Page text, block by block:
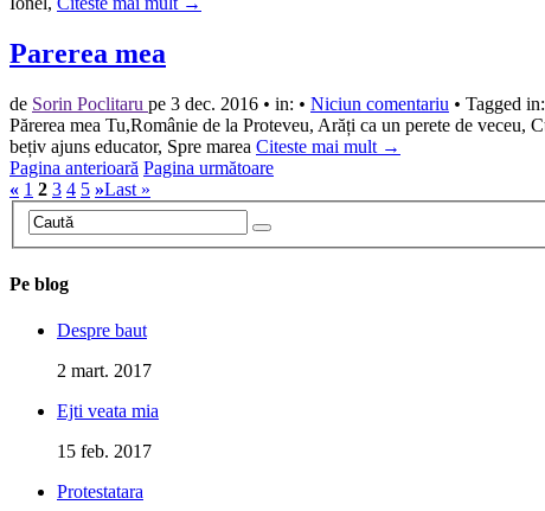
Parerea mea
de Sorin Poclitaru pe 3 dec. 2016 • in: • Niciun comentariu • Tagged in:
Părerea mea Tu,Românie de la Proteveu, Arăți ca un perete de
bețiv ajuns educator, Spre marea Citeste mai mult →
Pagina anterioară Pagina următoare
« 1 2 3 4 5 »Last »
Pe blog
Despre baut
2 mart. 2017
Ejti veata mia
15 feb. 2017
Protestatara